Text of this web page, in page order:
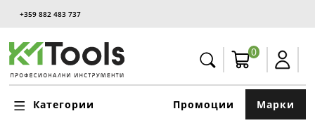
+359 882 483 737
0
Категории Марки
Промоции